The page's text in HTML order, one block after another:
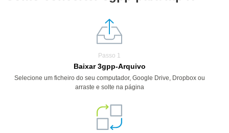
Passo 1
Baixar 3gpp-Arquivo
Selecione um ficheiro do seu computador, Google Drive, Dropbox ou
arraste e solte na página